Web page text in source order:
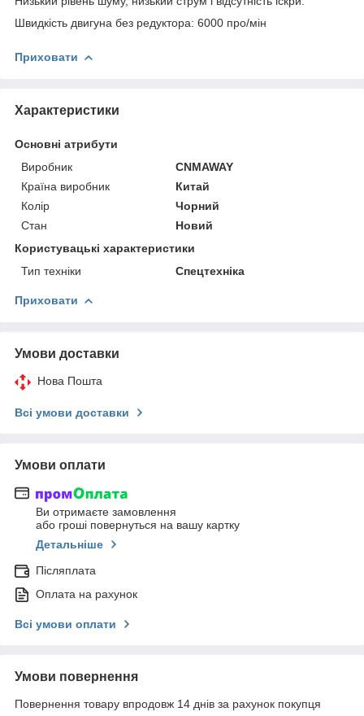
Швидкість двигуна без редуктора: 6000 про/мін
Приховати
Характеристики
Основні атрибути
Виробник
CNMAWAY
Країна виробник
Китай
Колір
Чорний
Стан
Новий
Користувацькі характеристики
Тип техніки
Спецтехніка
Приховати
Умови доставки
Нова Пошта
Всі умови доставки
Умови оплати
Ви отримаєте замовлення
або гроші повернуться на вашу картку
Детальніше
Післяплата
Оплата на рахунок
Всі умови оплати
Умови повернення
Повернення товару впродовж 14 днів за рахунок покупця